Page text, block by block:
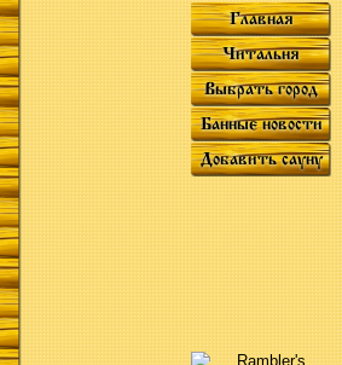
Главная
Читальня
Выбрать город
Банные новости
Добавить сауну